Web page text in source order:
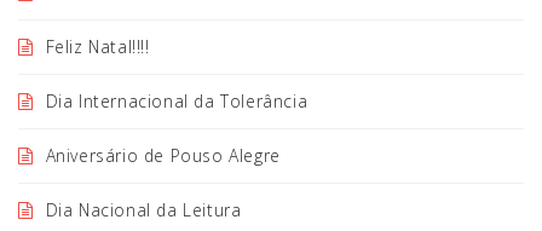
Feliz Natal!!!!
Dia Internacional da Tolerância
Aniversário de Pouso Alegre
Dia Nacional da Leitura